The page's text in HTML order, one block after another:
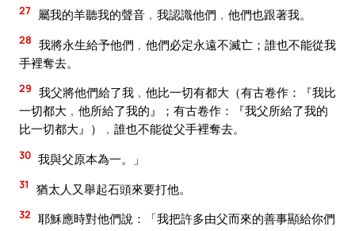
27 屬我的羊聽我的聲音﹐我認識他們﹐他們也跟著我。
28 我將永生給予他們﹐他們必定永遠不滅亡；誰也不能從我
手裡奪去。
29 我父將他們給了我﹐他比一切有都大（有古卷作：『我比
一切都大﹐他所給了我的』；有古卷作：『我父所給了我的
比一切都大』）﹐誰也不能從父手裡奪去。
30 我與父原本為一。」
31 猶太人又舉起石頭來要打他。
32 耶穌應時對他們說：「我把許多由父而來的善事顯給你們